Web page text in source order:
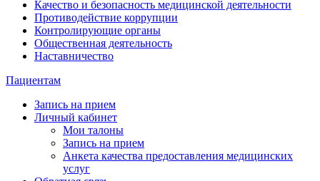
Качество и безопасность медицинской деятельности
Противодействие коррупции
Контролирующие органы
Общественная деятельность
Наставничество
Пациентам
Запись на прием
Личный кабинет
Мои талоны
Запись на прием
Анкета качества предоставления медицинских
услуг